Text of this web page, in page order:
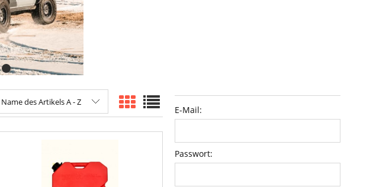
Name des Artikels A - Z
E-Mail:
Passwort: